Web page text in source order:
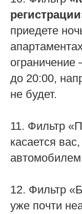
приедете
ограничение
до 20:00,
не будет.
11. Фильтр
касается
12. Фильтр
уже почти